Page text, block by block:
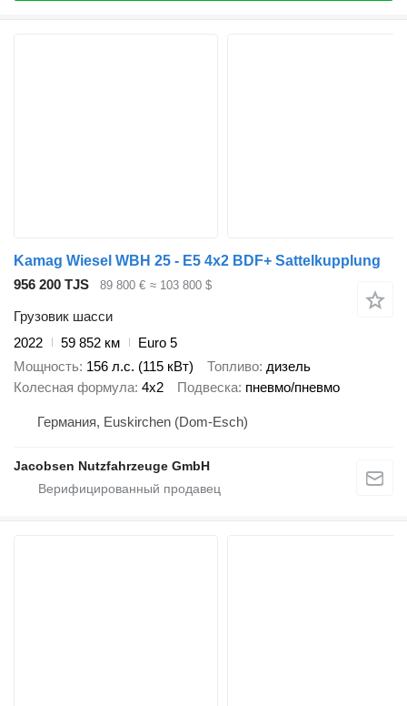
Kamag Wiesel WBH 25 - E5 4x2 BDF+ Sattelkupplung
956 200 TJS
89 800 € ≈ 103 800 $
Грузовик шасси
2022
59 852 км
Euro 5
Мощность 156 л.с. (115 кВт) Топливо дизель
Колесная формула 4x2 Подвеска пневмо/пневмо
Германия, Euskirchen (Dom-Esch)
Jacobsen Nutzfahrzeuge GmbH